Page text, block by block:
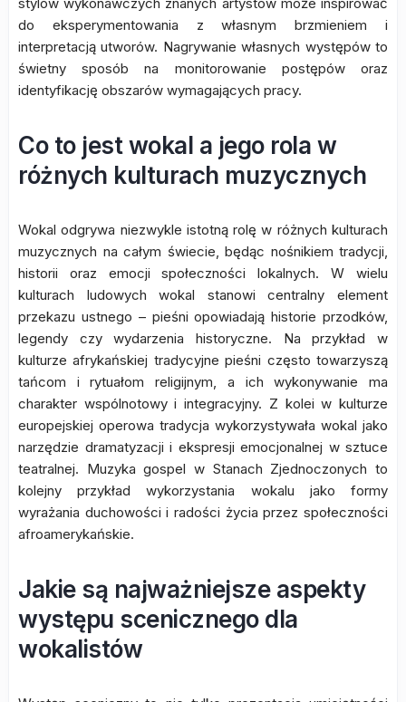
stylów wykonawczych znanych artystów może inspirować
do eksperymentowania z własnym brzmieniem i
interpretacją utworów. Nagrywanie własnych występów to
świetny sposób na monitorowanie postępów oraz
identyfikację obszarów wymagających pracy.
Co to jest wokal a jego rola w
różnych kulturach muzycznych
Wokal odgrywa niezwykle istotną rolę w różnych kulturach
muzycznych na całym świecie, będąc nośnikiem tradycji,
historii oraz emocji społeczności lokalnych. W wielu
kulturach ludowych wokal stanowi centralny element
przekazu ustnego – pieśni opowiadają historie przodków,
legendy czy wydarzenia historyczne. Na przykład w
kulturze afrykańskiej tradycyjne pieśni często towarzyszą
tańcom i rytuałom religijnym, a ich wykonywanie ma
charakter wspólnotowy i integracyjny. Z kolei w kulturze
europejskiej operowa tradycja wykorzystywała wokal jako
narzędzie dramatyzacji i ekspresji emocjonalnej w sztuce
teatralnej. Muzyka gospel w Stanach Zjednoczonych to
kolejny przykład wykorzystania wokalu jako formy
wyrażania duchowości i radości życia przez społeczności
afroamerykańskie.
Jakie są najważniejsze aspekty
występu scenicznego dla
wokalistów